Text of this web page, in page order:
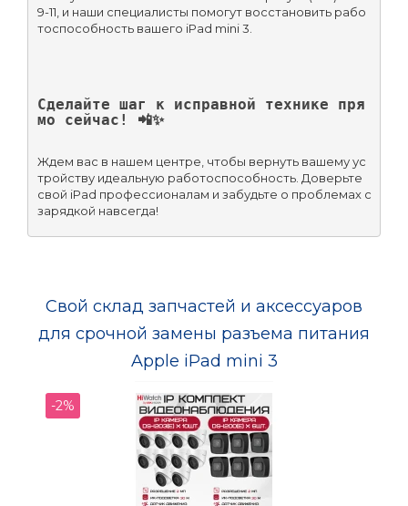
9-11, и наши специалисты помогут восстановить рабо
тоспособность вашего iPad mini 3.
Сделайте шаг к исправной технике пря
мо сейчас! 📲✨
Ждем вас в нашем центре, чтобы вернуть вашему ус
тройству идеальную работоспособность. Доверьте
свой iPad профессионалам и забудьте о проблемах с
зарядкой навсегда!
Свой склад запчастей и аксессуаров
для срочной замены разъема питания
Apple iPad mini 3
-2%